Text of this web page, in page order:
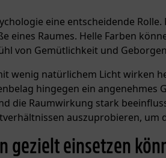
eine entscheidende
eines Raumes. Helle Farben
von Gemütlichkeit und
wenig natürlichem Licht wirken
hingegen ein angenehmes
die Raumwirkung stark
auszuprobieren, um
gezielt einsetzen